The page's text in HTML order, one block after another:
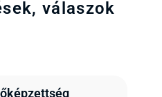
válaszok